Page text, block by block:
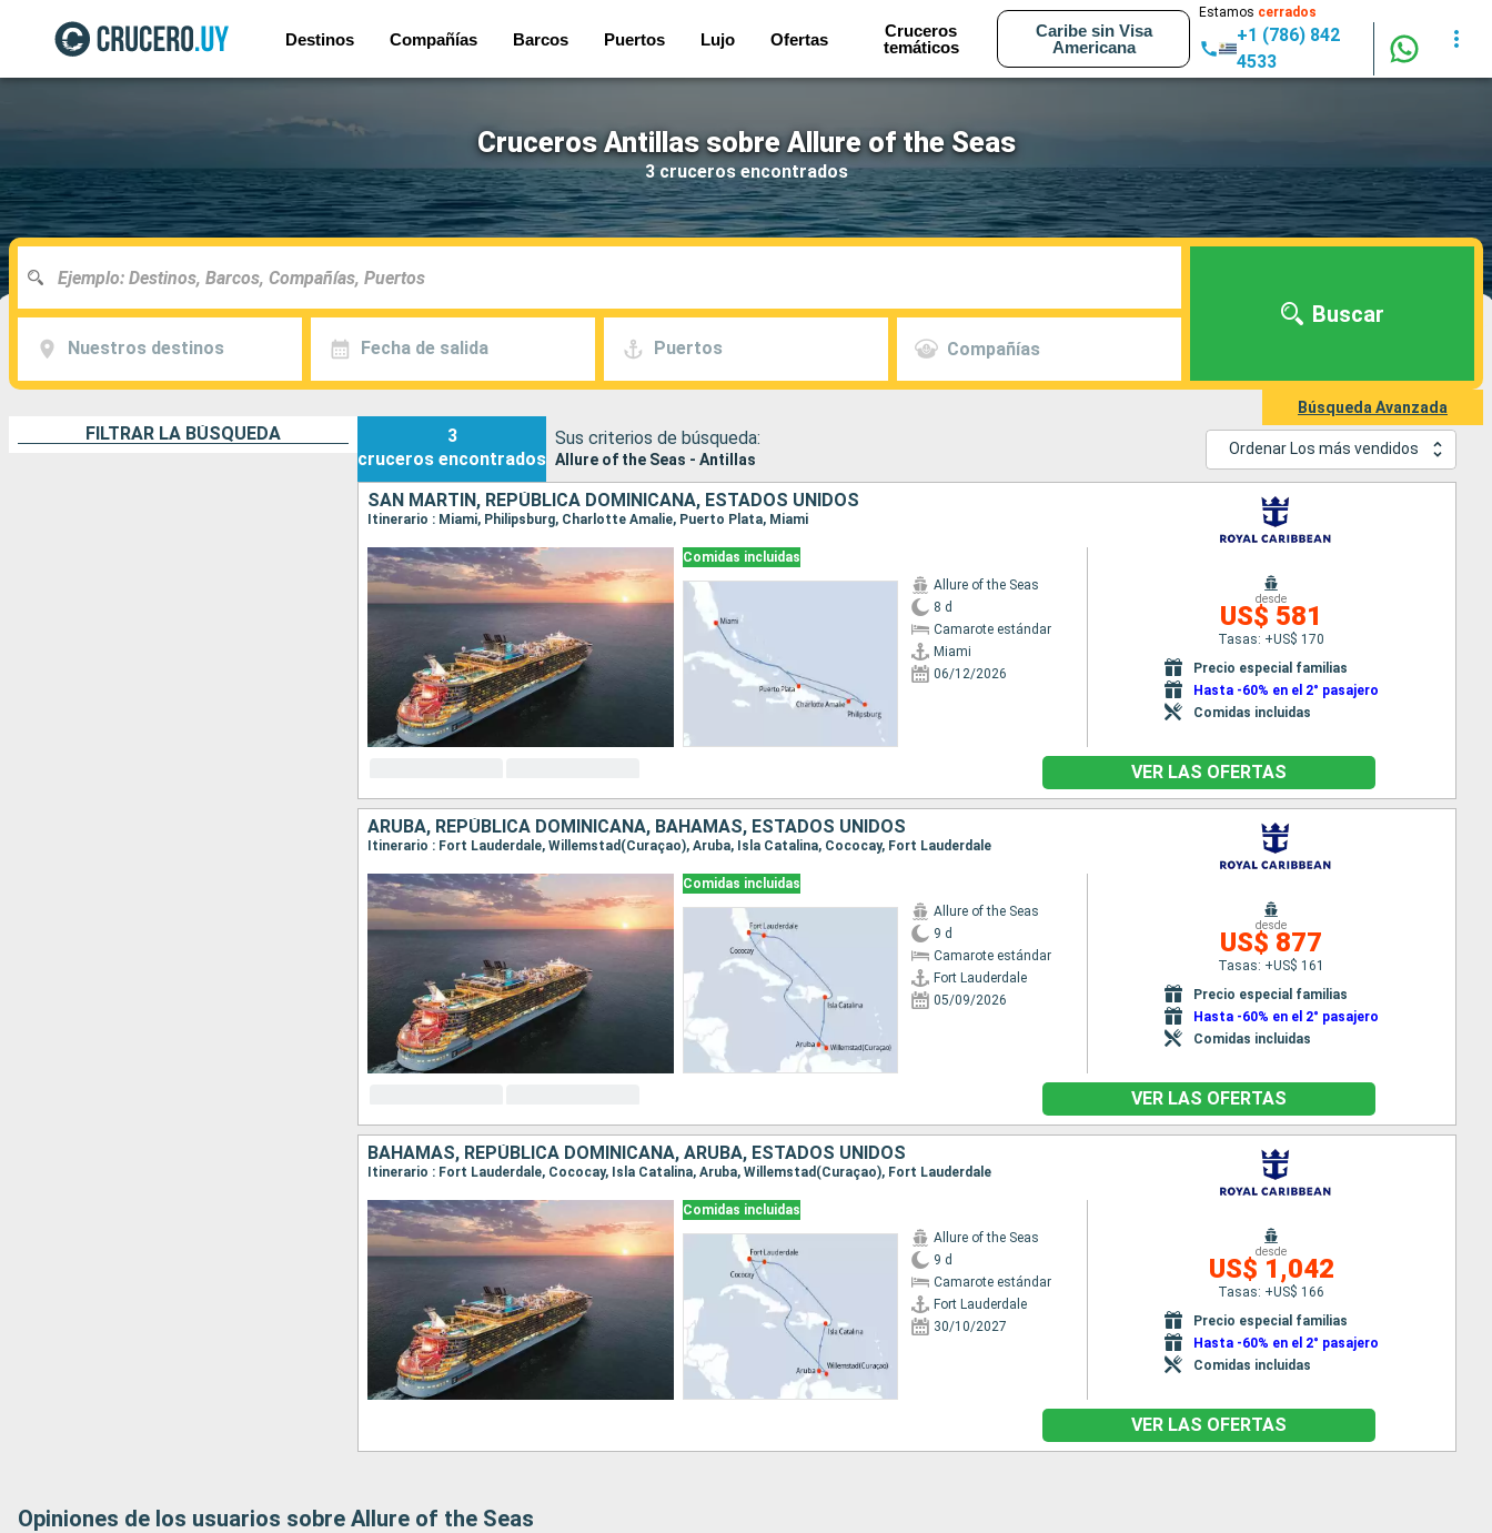
Destinos Compañías Barcos Puertos Lujo Ofertas
Cruceros
temáticos
Caribe sin Visa
Americana
Estamos cerrados
+1 (786) 842
4533
Cruceros Antillas sobre Allure of the Seas
3 cruceros encontrados
Nuestros destinos Fecha de salida Puertos Compañías
Buscar
Búsqueda Avanzada
FILTRAR LA BÚSQUEDA
3
cruceros encontrados
Sus criterios de búsqueda:
Allure of the Seas - Antillas
Ordenar Los más vendidos
SAN MARTÍN, REPÚBLICA DOMINICANA, ESTADOS UNIDOS
Itinerario : Miami, Philipsburg, Charlotte Amalie, Puerto Plata, Miami
Comidas incluidas
Allure of the Seas
8 d
Camarote estándar
Miami
06/12/2026
desde
US$ 581
Tasas: +US$ 170
Precio especial familias
Hasta -60% en el 2° pasajero
Comidas incluidas
VER LAS OFERTAS
ARUBA, REPÚBLICA DOMINICANA, BAHAMAS, ESTADOS UNIDOS
Itinerario : Fort Lauderdale, Willemstad(Curaçao), Aruba, Isla Catalina, Cococay, Fort Lauderdale
Comidas incluidas
Allure of the Seas
9 d
Camarote estándar
Fort Lauderdale
05/09/2026
desde
US$ 877
Tasas: +US$ 161
Precio especial familias
Hasta -60% en el 2° pasajero
Comidas incluidas
VER LAS OFERTAS
BAHAMAS, REPÚBLICA DOMINICANA, ARUBA, ESTADOS UNIDOS
Itinerario : Fort Lauderdale, Cococay, Isla Catalina, Aruba, Willemstad(Curaçao), Fort Lauderdale
Comidas incluidas
Allure of the Seas
9 d
Camarote estándar
Fort Lauderdale
30/10/2027
desde
US$ 1,042
Tasas: +US$ 166
Precio especial familias
Hasta -60% en el 2° pasajero
Comidas incluidas
VER LAS OFERTAS
Opiniones de los usuarios sobre Allure of the Seas